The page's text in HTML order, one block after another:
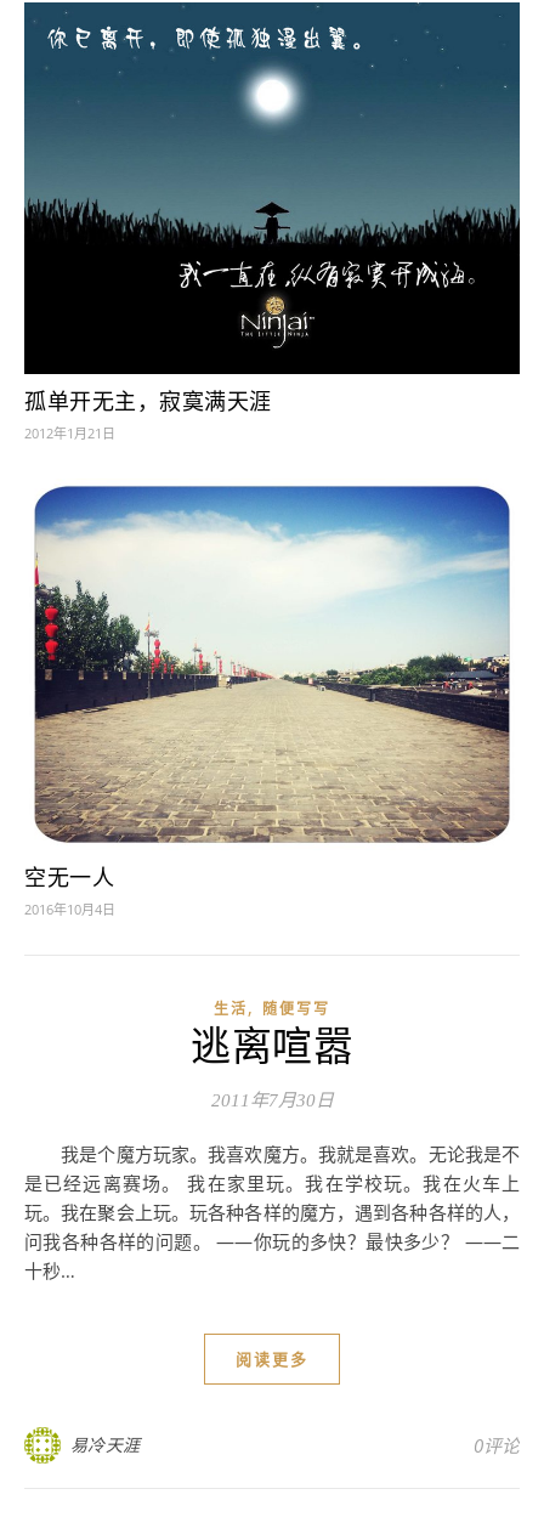
孤单开无主，寂寞满天涯
2012年1月21日
空无一人
2016年10月4日
生活, 随便写写
逃离喧嚣
2011年7月30日
我是个魔方玩家。我喜欢魔方。我就是喜欢。无论我是不
是已经远离赛场。 我在家里玩。我在学校玩。我在火车上
玩。我在聚会上玩。玩各种各样的魔方，遇到各种各样的人，
问我各种各样的问题。 ——你玩的多快？最快多少？ ——二
十秒…
阅读更多
易冷天涯 0评论